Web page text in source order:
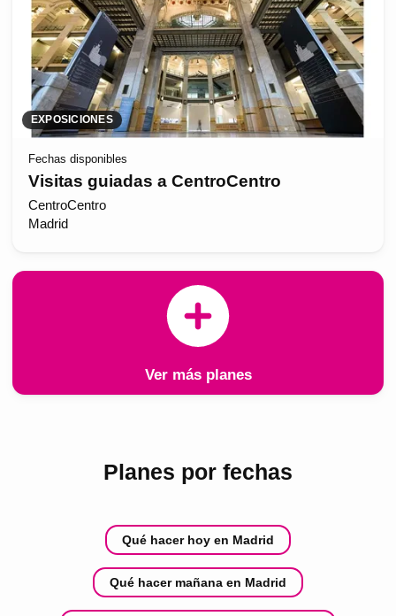
EXPOSICIONES
Fechas disponibles
Visitas guiadas a CentroCentro
CentroCentro
Madrid
Ver más planes
Planes por fechas
Qué hacer hoy en Madrid
Qué hacer mañana en Madrid